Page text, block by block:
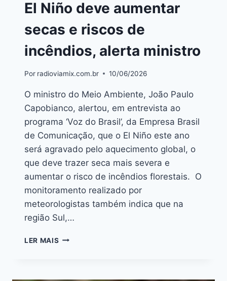
El Niño deve aumentar
secas e riscos de
incêndios, alerta ministro
Por radioviamix.com.br 10/06/2026
O ministro do Meio Ambiente, João Paulo
Capobianco, alertou, em entrevista ao
programa ‘Voz do Brasil’, da Empresa Brasil
de Comunicação, que o El Niño este ano
será agravado pelo aquecimento global, o
que deve trazer seca mais severa e
aumentar o risco de incêndios florestais. O
monitoramento realizado por
meteorologistas também indica que na
região Sul,…
LER MAIS